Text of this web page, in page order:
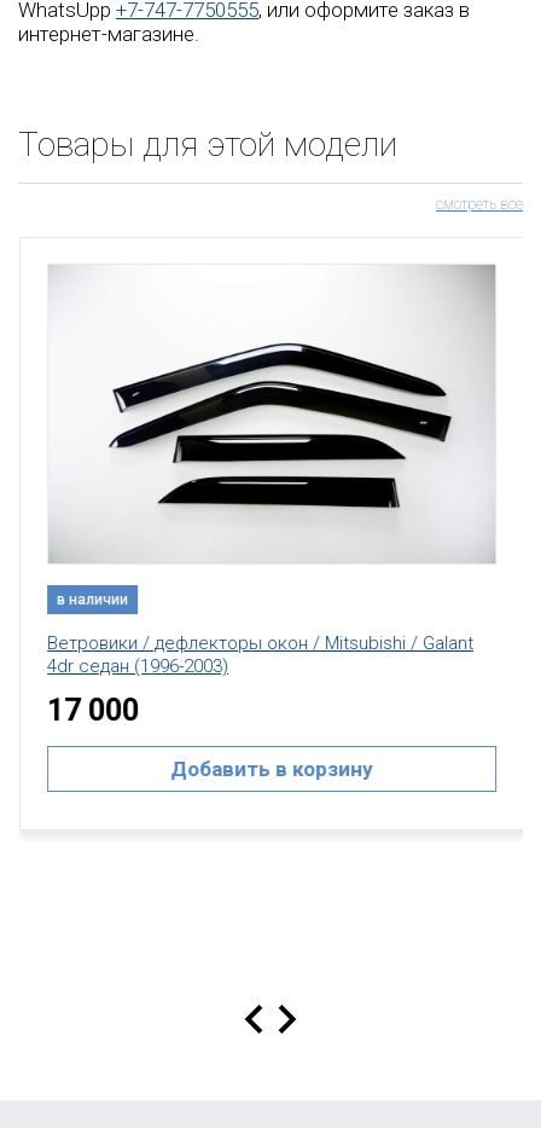
WhatsUpp +7-747-7750555, или оформите заказ в
интернет-магазине.
Товары для этой модели
смотреть все
в наличии
Ветровики / дефлекторы окон / Mitsubishi / Galant
4dr седан (1996-2003)
17 000
Добавить в корзину